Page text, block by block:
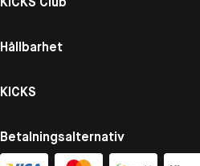
Hållbarhet
KICKS
Betalningsalternativ